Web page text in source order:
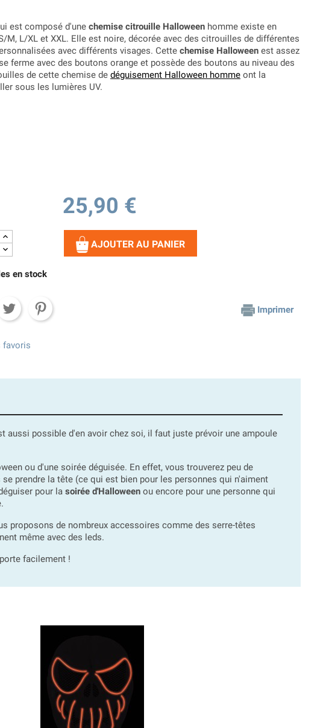
est composé d'une chemise citrouille Halloween homme existe en
M, L/XL et XXL. Elle est noire, décorée avec des citrouilles de différentes
avec différents visages. Cette chemise Halloween est assez
ferme avec des boutons orange et possède des boutons au niveau des
de cette chemise de déguisement Halloween homme ont la
sous les lumières UV.
25,90 €
AJOUTER AU PANIER
en stock
Imprimer
favoris
aussi possible d'en avoir chez soi, il faut juste prévoir une ampoule
ou d'une soirée déguisée. En effet, vous trouverez peu de
prendre la tête (ce qui est bien pour les personnes qui n'aiment
pour la soirée d'Halloween ou encore pour une personne qui
proposons de nombreux accessoires comme des serre-têtes
même avec des leds.
facilement !